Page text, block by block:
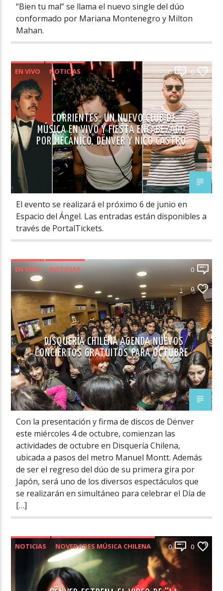
“Bien tu mal” se llama el nuevo single del dúo
conformado por Mariana Montenegro y Milton
Mahan.
EN VIVO NOTICIAS 0 0
CORRIENTES: UN NUEVO CLUB DE
MÚSICA EN VIVO Y FIESTA ENCABEZADO
POR MECÁNICO, DËNVER Y NICO CASTRO
El evento se realizará el próximo 6 de junio en
Espacio del Ángel. Las entradas están disponibles a
través de PortalTickets.
EN VIVO
NOTICIAS
NOVEDADES MÚSICA CHILENA
0
0
DISQUERÍA CHILENA AGENDA NUEVOS
CONCIERTOS GRATUITOS PARA OCTUBRE
Con la presentación y firma de discos de Dënver
este miércoles 4 de octubre, comienzan las
actividades de octubre en Disquería Chilena,
ubicada a pasos del metro Manuel Montt. Además
de ser el regreso del dúo de su primera gira por
Japón, será uno de los diversos espectáculos que
se realizarán en simultáneo para celebrar el Día de
[…]
NOTICIAS NOVEDADES MÚSICA CHILENA 0 0